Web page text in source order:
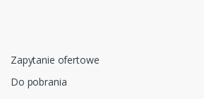
Zapytanie ofertowe
Do pobrania